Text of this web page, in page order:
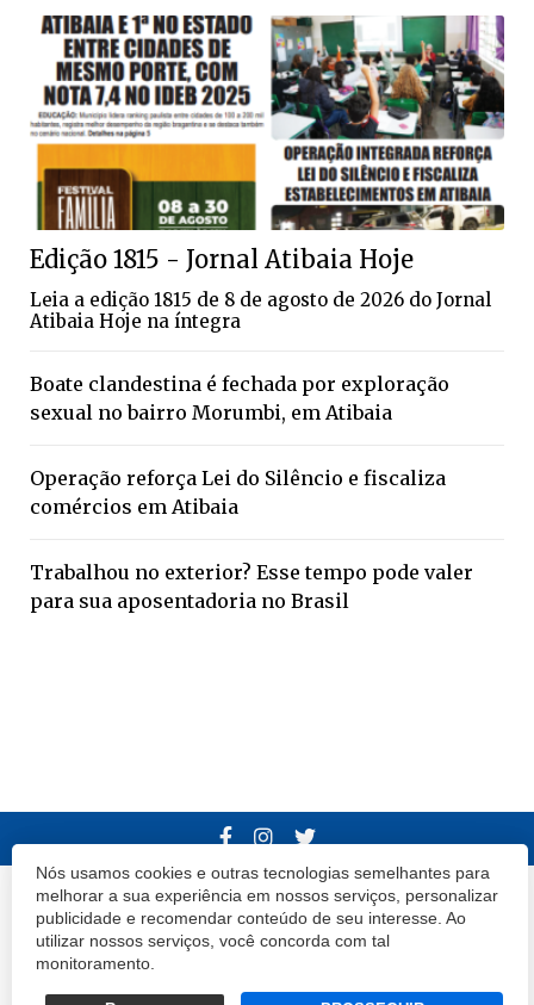
Nós usamos cookies e outras tecnologias semelhantes para
melhorar a sua experiência em nossos serviços, personalizar
publicidade e recomendar conteúdo de seu interesse. Ao
utilizar nossos serviços, você concorda com tal
monitoramento.
Edição 1815 - Jornal Atibaia Hoje
Leia a edição 1815 de 8 de agosto de 2026 do Jornal
Atibaia Hoje na íntegra
Boate clandestina é fechada por exploração
sexual no bairro Morumbi, em Atibaia
Operação reforça Lei do Silêncio e fiscaliza
comércios em Atibaia
Trabalhou no exterior? Esse tempo pode valer
para sua aposentadoria no Brasil
© 2020 Atibaia Hoje.Todos os direitos reservados.Desenvolvido por
Termos e Políticas de Uso Privacidade